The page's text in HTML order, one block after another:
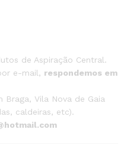
de Aspiração Central.
e-mail, respondemos em
Braga, Vila Nova de Gaia
caldeiras, etc).